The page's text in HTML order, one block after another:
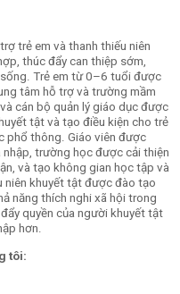
trẻ em và thanh thiếu niên
thúc đẩy can thiệp sớm,
Trẻ em từ 0–6 tuổi được
tâm hỗ trợ và trường mầm
cán bộ quản lý giáo dục được
tật và tạo điều kiện cho trẻ
phổ thông. Giáo viên được
trường học được cải thiện
và tạo không gian học tập và
niên khuyết tật được đào tạo
năng thích nghi xã hội trong
quyền của người khuyết tật
hơn.
tôi: